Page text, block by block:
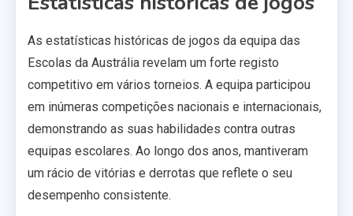
As estatísticas históricas de jogos da equipa das
Escolas da Austrália revelam um forte registo
competitivo em vários torneios. A equipa participou
em inúmeras competições nacionais e internacionais,
demonstrando as suas habilidades contra outras
equipas escolares. Ao longo dos anos, mantiveram
um rácio de vitórias e derrotas que reflete o seu
desempenho consistente.